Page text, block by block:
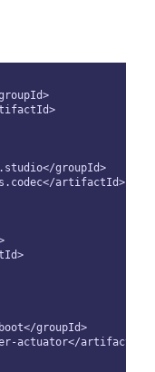
groupId>
artifactId>
groupId>
actuator</artifactId>